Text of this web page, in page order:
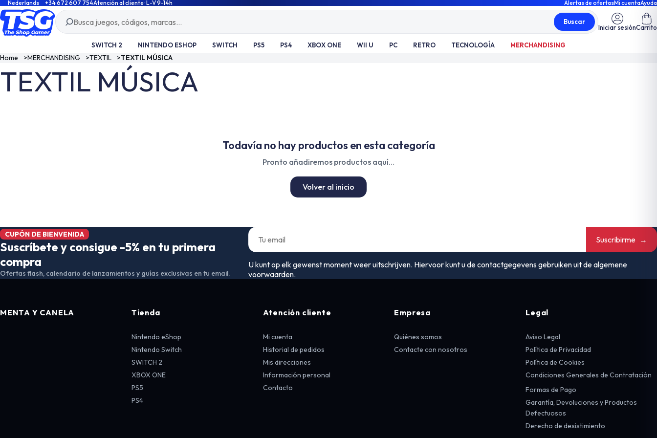
Nederlands +34 672 607 754Atención al cliente · L-V 9-14h Alertas de ofertasMi cuentaAyuda
Buscar
Iniciar sesiónCarrito
SWITCH 2 NINTENDO ESHOP SWITCH PS5 PS4 XBOX ONE WII U PC RETRO TECNOLOGÍA MERCHANDISING
Home >MERCHANDISING >TEXTIL >TEXTIL MÚSICA
TEXTIL MÚSICA
Todavía no hay productos en esta categoría
Pronto añadiremos productos aquí…
Volver al inicio
CUPÓN DE BIENVENIDA
Suscríbete y consigue -5% en tu primera
compra
Ofertas flash, calendario de lanzamientos y guías exclusivas en tu email.
Suscribirme →
U kunt op elk gewenst moment weer uitschrijven. Hiervoor kunt u de contactgegevens gebruiken uit de algemene
voorwaarden.
MENTA Y CANELA Tienda
Nintendo eShop
Nintendo Switch
SWITCH 2
XBOX ONE
PS5
PS4
Atención cliente
Mi cuenta
Historial de pedidos
Mis direcciones
Información personal
Contacto
Empresa
Quiénes somos
Contacte con nosotros
Legal
Aviso Legal
Política de Privacidad
Política de Cookies
Condiciones Generales de Contratación
Formas de Pago
Garantía, Devoluciones y Productos
Defectuosos
Derecho de desistimiento